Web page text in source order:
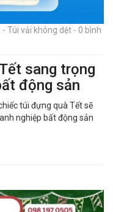
Túi vải không dệt - 0 bình
sang trọng
động sản
túi đựng quà Tết sẽ
nghiệp bất động sản